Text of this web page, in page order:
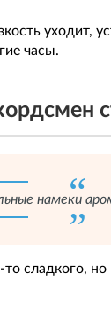
уходит,
часы.
намеки
сладкого,